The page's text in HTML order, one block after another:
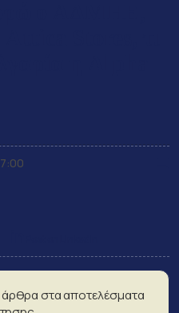
στα αποτελέσματα